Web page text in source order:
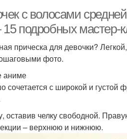
с волосами
подробных мастер-
прическа для девочки?
фото.
аниме
сочетается с широкой и
оставив челку свободной.
– верхнюю и нижнюю.